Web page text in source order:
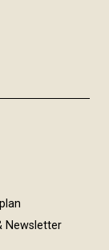
Newsletter